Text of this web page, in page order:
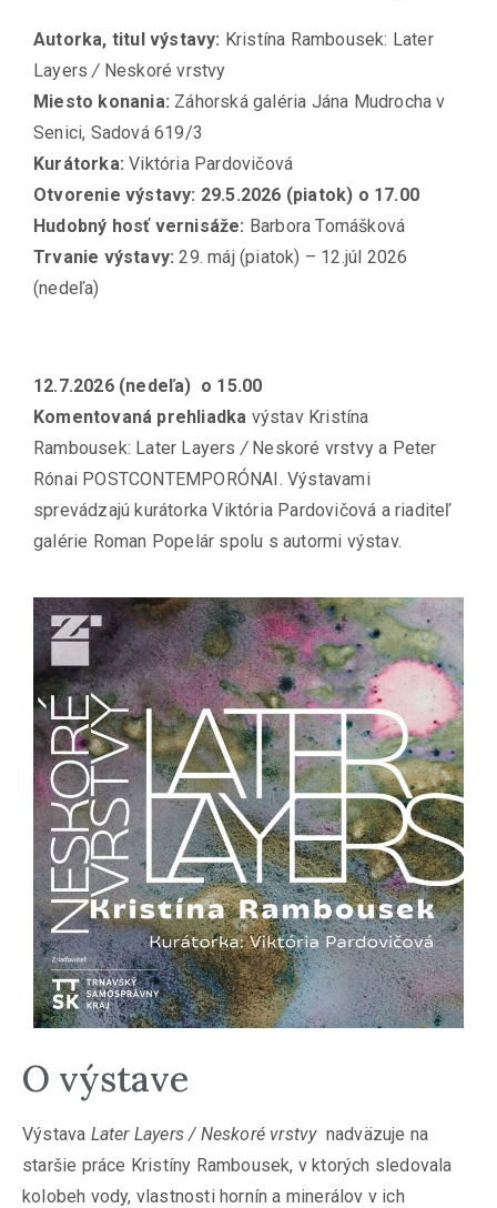
Autorka, titul výstavy: Kristína Rambousek: Later
Layers / Neskoré vrstvy
Miesto konania: Záhorská galéria Jána Mudrocha v
Senici, Sadová 619/3
Kurátorka: Viktória Pardovičová
Otvorenie výstavy: 29.5.2026 (piatok) o 17.00
Hudobný hosť vernisáže: Barbora Tomášková
Trvanie výstavy:29. máj (piatok) – 12.júl 2026
(nedeľa)
12.7.2026 (nedeľa) o 15.00
Komentovaná prehliadka výstav Kristína
Rambousek: Later Layers / Neskoré vrstvy a Peter
Rónai POSTCONTEMPORÓNAI. Výstavami
sprevádzajú kurátorka Viktória Pardovičová a riaditeľ
galérie Roman Popelár spolu s autormi výstav.
O výstave
Výstava Later Layers / Neskoré vrstvy nadväzuje na
staršie práce Kristíny Rambousek, v ktorých sledovala
kolobeh vody, vlastnosti hornín a minerálov v ich